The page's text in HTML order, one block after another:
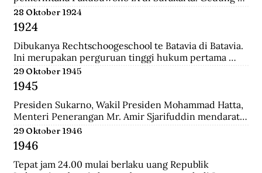
ini merupakan rumah kediaman seorang warga
Belanda bernama Johannes Busselaar yang berisikan
koleksi wayang kulit, buku kuno, dan arca.
28 Oktober 1924
1924
Dibukanya Rechtschoogeschool te Batavia di Batavia.
Ini merupakan perguruan tinggi hukum pertama
yang didirikan oleh Gubernur Jenderal J.B van heutsz.
Saat ini menjadi Fakultas Hukum Universitas
Indonesia.
29 Oktober 1945
1945
Presiden Sukarno, Wakil Presiden Mohammad Hatta,
Menteri Penerangan Mr. Amir Sjarifuddin mendarat
di Surabaya atas permintaan Sekutu. Mereka disertai
beberapa perwira Inggris dan wartawan-wartawan
luar negeri.
29 Oktober 1946
1946
Tepat jam 24.00 mulai berlaku uang Republik